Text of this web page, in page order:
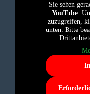
Sie sehen
YouTube.
zuzugreifen,
unten. Bitte